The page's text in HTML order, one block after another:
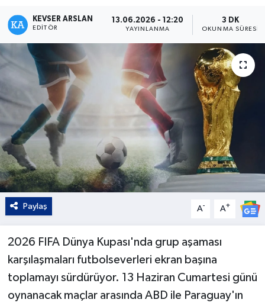
KEVSER ARSLAN
EDITÖR
13.06.2026 - 12:20
YAYINLANMA
3 DK
OKUNMA SÜRESI
Paylaş A- A+
2026 FIFA Dünya Kupası'nda grup aşaması
karşılaşmaları futbolseverleri ekran başına
toplamayı sürdürüyor. 13 Haziran Cumartesi günü
oynanacak maçlar arasında ABD ile Paraguay'ın